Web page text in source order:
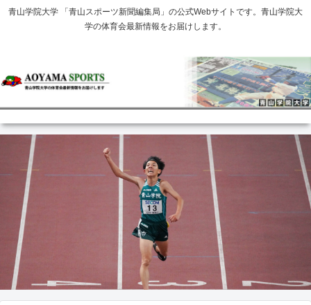
青山学院大学 「青山スポーツ新聞編集局」の公式Webサイトです。青山学院大
学の体育会最新情報をお届けします。